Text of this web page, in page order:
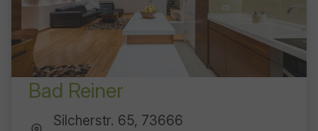
Bad Reiner
Silcherstr. 65, 73666